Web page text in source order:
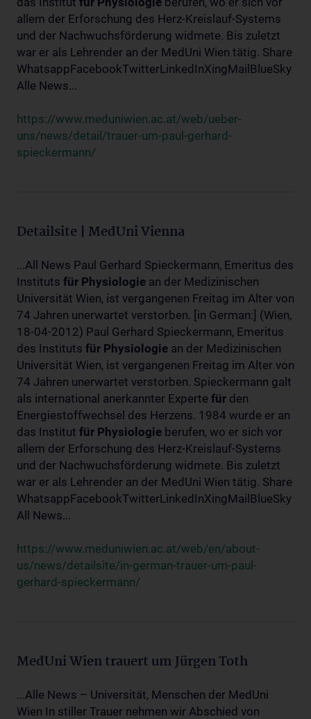
allem der Erforschung des Herz-Kreislauf-Systems
und der Nachwuchsförderung widmete. Bis zuletzt
war er als Lehrender an der MedUni Wien tätig. Share
WhatsappFacebookTwitterLinkedInXingMailBlueSky
Alle News...
https://www.meduniwien.ac.at/web/ueber-
uns/news/detail/trauer-um-paul-gerhard-
spieckermann/
Detailsite | MedUni Vienna
...All News Paul Gerhard Spieckermann, Emeritus des
Instituts für Physiologie an der Medizinischen
Universität Wien, ist vergangenen Freitag im Alter von
74 Jahren unerwartet verstorben. [in German:] (Wien,
18-04-2012) Paul Gerhard Spieckermann, Emeritus
des Instituts für Physiologie an der Medizinischen
Universität Wien, ist vergangenen Freitag im Alter von
74 Jahren unerwartet verstorben. Spieckermann galt
als international anerkannter Experte für den
Energiestoffwechsel des Herzens. 1984 wurde er an
das Institut für Physiologie berufen, wo er sich vor
allem der Erforschung des Herz-Kreislauf-Systems
und der Nachwuchsförderung widmete. Bis zuletzt
war er als Lehrender an der MedUni Wien tätig. Share
WhatsappFacebookTwitterLinkedInXingMailBlueSky
All News...
https://www.meduniwien.ac.at/web/en/about-
us/news/detailsite/in-german-trauer-um-paul-
gerhard-spieckermann/
MedUni Wien trauert um Jürgen Toth
...Alle News – Universität, Menschen der MedUni
Wien In stiller Trauer nehmen wir Abschied von